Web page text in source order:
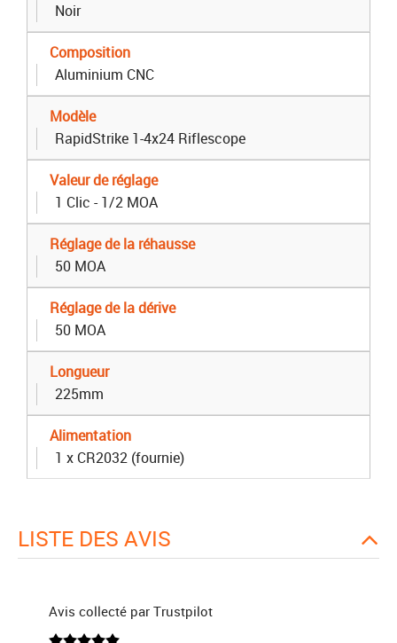
Noir
Composition
Aluminium CNC
Modèle
RapidStrike 1-4x24 Riflescope
Valeur de réglage
1 Clic - 1/2 MOA
Réglage de la réhausse
50 MOA
Réglage de la dérive
50 MOA
Longueur
225mm
Alimentation
1 x CR2032 (fournie)
LISTE DES AVIS
Avis collecté par Trustpilot